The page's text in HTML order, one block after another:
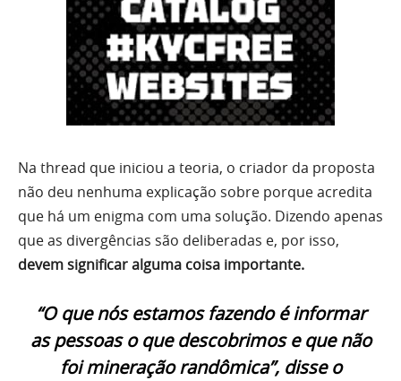
Na thread que iniciou a teoria, o criador da proposta
não deu nenhuma explicação sobre porque acredita
que há um enigma com uma solução. Dizendo apenas
que as divergências são deliberadas e, por isso,
devem significar alguma coisa importante.
“O que nós estamos fazendo é informar
as pessoas o que descobrimos e que não
foi mineração randômica”, disse o